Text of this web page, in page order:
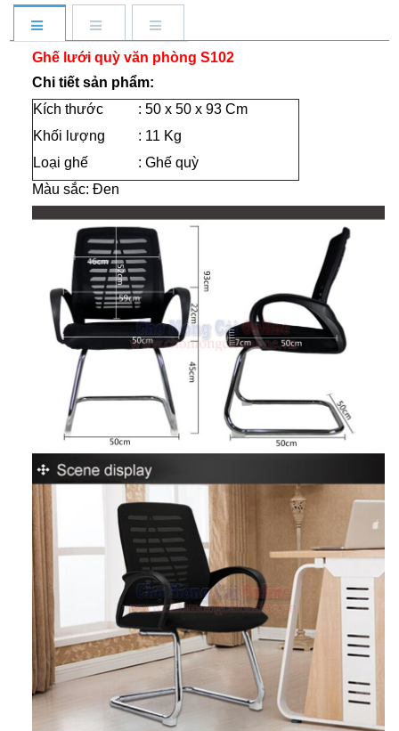
Ghế lưới quỳ văn phòng S102
Chi tiết sản phẩm:
Kích thước
: 50 x 50 x 93 Cm
Khối lượng
: 11 Kg
Loại ghế
: Ghế quỳ
Màu sắc: Đen